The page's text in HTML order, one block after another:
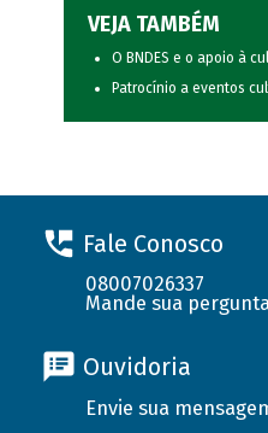
VEJA TAMBÉM
O BNDES e o apoio à
Patrocínio a eventos
Fale Conosco
08007026337
Mande sua
Ouvidoria
Envie sua